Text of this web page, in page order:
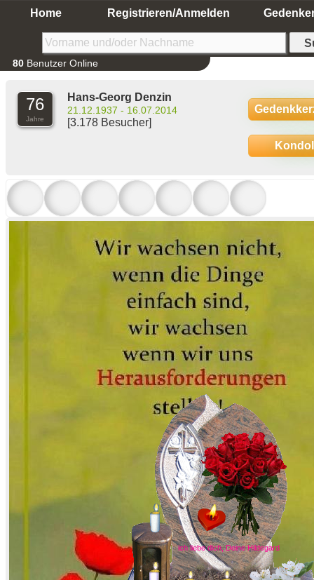
Home Registrieren/Anmelden
80 Benutzer Online
76
Jahre
Hans-Georg Denzin
21.12.1937 - 16.07.2014
[3.178 Besucher]
ich liebe dich, Deine Hildegard